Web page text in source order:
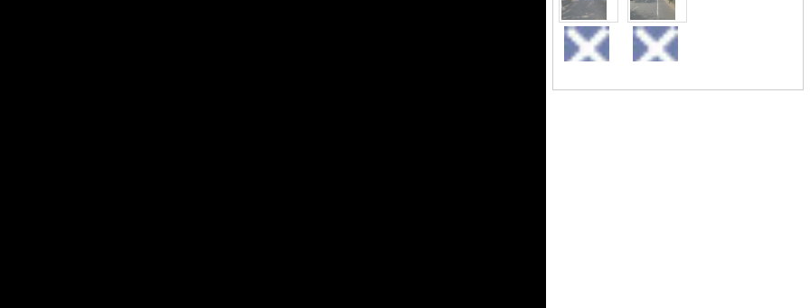
外観 外観